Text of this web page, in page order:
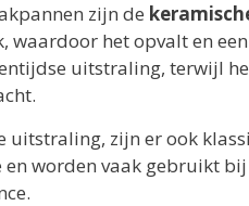
zijn de
waardoor het opvalt en
uitstraling, terwijl
zijn er ook
worden vaak gebruikt